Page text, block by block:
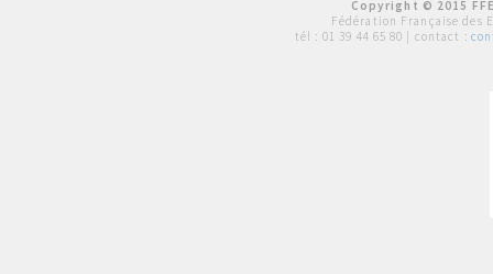
Copyright © 2015
Fédération Française des
tél : 01 39 44 65 80 | contact :